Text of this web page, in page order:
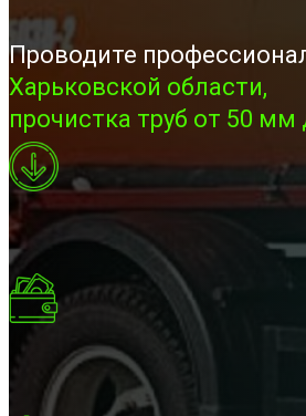
Проводите
Харьковской области,
прочистка труб от 50